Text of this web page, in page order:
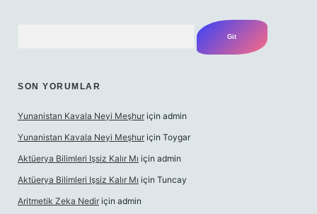
SON YORUMLAR
Yunanistan Kavala Neyi Meşhur için admin
Yunanistan Kavala Neyi Meşhur için Toygar
Aktüerya Bilimleri Işsiz Kalır Mı için admin
Aktüerya Bilimleri Işsiz Kalır Mı için Tuncay
Aritmetik Zeka Nedir için admin